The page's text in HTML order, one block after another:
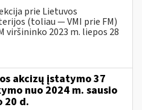
prie Lietuvos
(toliau ― VMI prie FM)
viršininko 2023 m. liepos 28
akcizų įstatymo 37
nuo 2024 m. sausio
20 d.